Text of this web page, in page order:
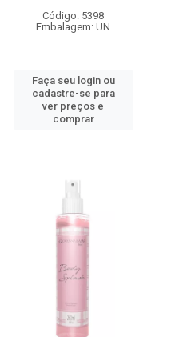
Código: 5398
Embalagem: UN
Faça seu login ou
cadastre-se para
ver preços e
comprar